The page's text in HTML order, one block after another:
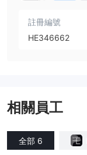
註冊編號
HE346662
相關員工
全部 6